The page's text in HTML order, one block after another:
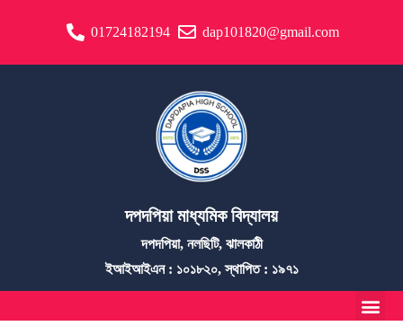
01724182194 dap101820@gmail.com
দপদপিয়া মাধ্যমিক বিদ্যালয়
দপদপিয়া, নলছিটি, ঝালকাঠী
ইআইআইএন : ১০১৮২০, স্থাপিত : ১৯৭১